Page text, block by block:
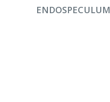
DEVAMINI OKU
ENDOSPECULUM